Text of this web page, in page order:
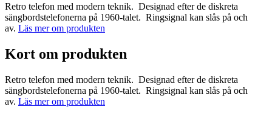
Retro telefon med modern teknik. Designad efter de diskreta
sängbordstelefonerna på 1960-talet. Ringsignal kan slås på och
av. Läs mer om produkten
Kort om produkten
Retro telefon med modern teknik. Designad efter de diskreta
sängbordstelefonerna på 1960-talet. Ringsignal kan slås på och
av. Läs mer om produkten